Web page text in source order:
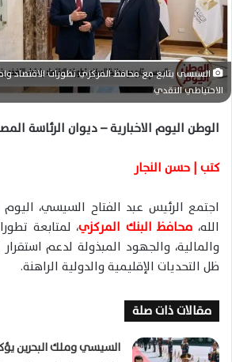
إ
ت
ر
و
ن
ا
السيسي يتابع مع محافظ المركزي تطورات الاقتصاد
الاحتياطي النقدي
الوطن اليوم الاخبارية – ديوان الرئاسة المصرية – 19
كتب | حسن النجار
اجتمع الرئيس عبد الفتاح السيسي، اليوم
الله، محافظ البنك المركزي، لمتابعة
والمالية، والجهود المبذولة لدعم
ظل التحديات الإقليمية والدولية الراهنة.
مقالات ذات صلة
السيسي وملك البحرين